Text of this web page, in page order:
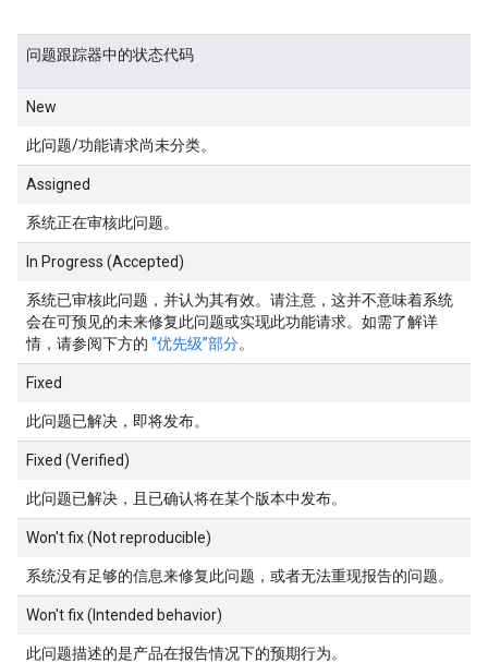
问题跟踪器中的状态代码
New
此问题/功能请求尚未分类。
Assigned
系统正在审核此问题。
In Progress (Accepted)
系统已审核此问题，并认为其有效。请注意，这并不意味着系统
会在可预见的未来修复此问题或实现此功能请求。如需了解详
情，请参阅下方的 “优先级”部分。
Fixed
此问题已解决，即将发布。
Fixed (Verified)
此问题已解决，且已确认将在某个版本中发布。
Won't fix (Not reproducible)
系统没有足够的信息来修复此问题，或者无法重现报告的问题。
Won't fix (Intended behavior)
此问题描述的是产品在报告情况下的预期行为。